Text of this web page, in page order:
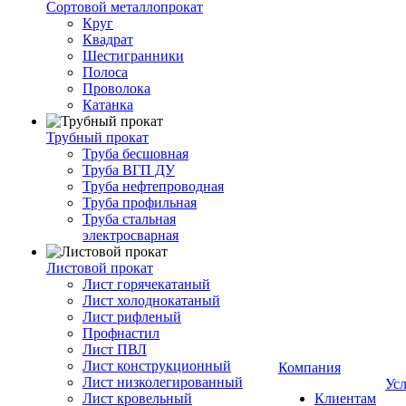
Сортовой металлопрокат
Круг
Квадрат
Шестигранники
Полоса
Проволока
Катанка
Трубный прокат
Труба бесшовная
Труба ВГП ДУ
Труба нефтепроводная
Труба профильная
Труба стальная
электросварная
Листовой прокат
Лист горячекатаный
Лист холоднокатаный
Лист рифленый
Профнастил
Лист ПВЛ
Лист конструкционный
Лист низколегированный
Лист кровельный
Компания
Клиентам